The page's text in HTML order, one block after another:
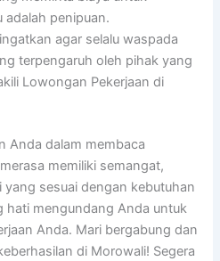
adalah penipuan.
agar selalu waspada
terpengaruh oleh pihak yang
Lowongan Pekerjaan di
Anda dalam membaca
memiliki semangat,
sesuai dengan kebutuhan
hati mengundang Anda untuk
Anda. Mari bergabung dan
di Morowali! Segera